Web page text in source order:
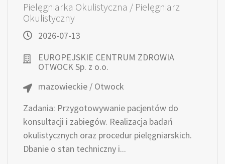
Pielęgniarka Okulistyczna / Pielęgniarz
Okulistyczny
2026-07-13
EUROPEJSKIE CENTRUM ZDROWIA
OTWOCK Sp. z o.o.
mazowieckie / Otwock
Zadania: Przygotowywanie pacjentów do
konsultacji i zabiegów. Realizacja badań
okulistycznych oraz procedur pielęgniarskich.
Dbanie o stan techniczny i...